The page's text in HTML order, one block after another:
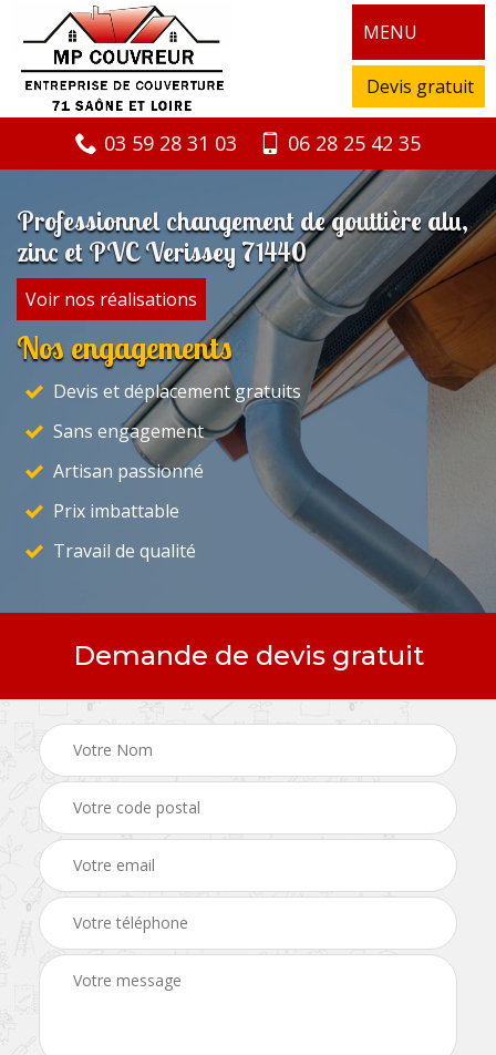
MENU
Devis gratuit
03 59 28 31 03 06 28 25 42 35
Professionnel changement de gouttière alu,
zinc et PVC Verissey 71440
Voir nos réalisations
Nos engagements
Devis et déplacement gratuits
Sans engagement
Artisan passionné
Prix imbattable
Travail de qualité
Demande de devis gratuit